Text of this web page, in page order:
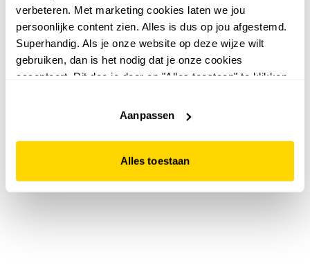
verbeteren. Met marketing cookies laten we jou
persoonlijke content zien. Alles is dus op jou afgestemd.
Superhandig. Als je onze website op deze wijze wilt
gebruiken, dan is het nodig dat je onze cookies
accepteert. Dit doe je door op "Alles toestaan" te klikken.
website niet optimaal functioneert.
Aanpassen
Alles toestaan